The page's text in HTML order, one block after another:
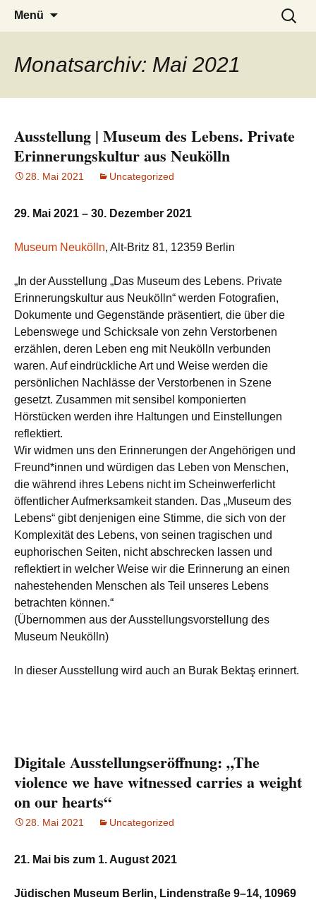
burak
Menü
Suchen
nach:
Monatsarchiv: Mai 2021
Ausstellung | Museum des Lebens. Private
Erinnerungskultur aus Neukölln
28. Mai 2021 Uncategorized
29. Mai 2021 – 30. Dezember 2021
Museum Neukölln, Alt-Britz 81, 12359 Berlin
„In der Ausstellung „Das Museum des Lebens. Private
Erinnerungskultur aus Neukölln“ werden Fotografien,
Dokumente und Gegenstände präsentiert, die über die
Lebenswege und Schicksale von zehn Verstorbenen
erzählen, deren Leben eng mit Neukölln verbunden
waren. Auf eindrückliche Art und Weise werden die
persönlichen Nachlässe der Verstorbenen in Szene
gesetzt. Zusammen mit sensibel komponierten
Hörstücken werden ihre Haltungen und Einstellungen
reflektiert.
Wir widmen uns den Erinnerungen der Angehörigen und
Freund*innen und würdigen das Leben von Menschen,
die während ihres Lebens nicht im Scheinwerferlicht
öffentlicher Aufmerksamkeit standen. Das „Museum des
Lebens“ gibt denjenigen eine Stimme, die sich von der
Komplexität des Lebens, von seinen tragischen und
euphorischen Seiten, nicht abschrecken lassen und
reflektiert in welcher Weise wir die Erinnerung an einen
nahestehenden Menschen als Teil unseres Lebens
betrachten können.“
(Übernommen aus der Ausstellungsvorstellung des
Museum Neukölln)
In dieser Ausstellung wird auch an Burak Bektaş erinnert.
Digitale Ausstellungseröffnung: „The
violence we have witnessed carries a weight
on our hearts“
28. Mai 2021 Uncategorized
21. Mai bis zum 1. August 2021
Jüdischen Museum Berlin, Lindenstraße 9–14, 10969